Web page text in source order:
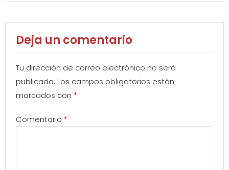
Deja un comentario
Tu dirección de correo electrónico no será
publicada. Los campos obligatorios están
marcados con *
Comentario *